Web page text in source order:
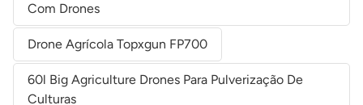
Com Drones
Drone Agrícola Topxgun FP700
60l Big Agriculture Drones Para Pulverização De
Culturas